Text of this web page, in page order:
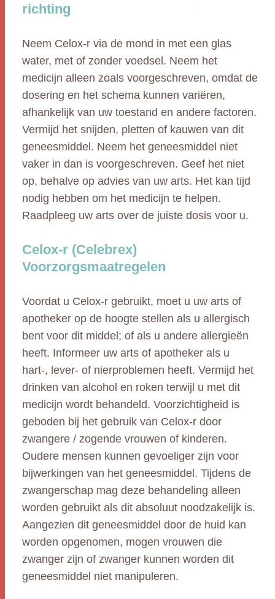
richting
Neem Celox-r via de mond in met een glas
water, met of zonder voedsel. Neem het
medicijn alleen zoals voorgeschreven, omdat de
dosering en het schema kunnen variëren,
afhankelijk van uw toestand en andere factoren.
Vermijd het snijden, pletten of kauwen van dit
geneesmiddel. Neem het geneesmiddel niet
vaker in dan is voorgeschreven. Geef het niet
op, behalve op advies van uw arts. Het kan tijd
nodig hebben om het medicijn te helpen.
Raadpleeg uw arts over de juiste dosis voor u.
Celox-r (Celebrex)
Voorzorgsmaatregelen
Voordat u Celox-r gebruikt, moet u uw arts of
apotheker op de hoogte stellen als u allergisch
bent voor dit middel; of als u andere allergieën
heeft. Informeer uw arts of apotheker als u
hart-, lever- of nierproblemen heeft. Vermijd het
drinken van alcohol en roken terwijl u met dit
medicijn wordt behandeld. Voorzichtigheid is
geboden bij het gebruik van Celox-r door
zwangere / zogende vrouwen of kinderen.
Oudere mensen kunnen gevoeliger zijn voor
bijwerkingen van het geneesmiddel. Tijdens de
zwangerschap mag deze behandeling alleen
worden gebruikt als dit absoluut noodzakelijk is.
Aangezien dit geneesmiddel door de huid kan
worden opgenomen, mogen vrouwen die
zwanger zijn of zwanger kunnen worden dit
geneesmiddel niet manipuleren.